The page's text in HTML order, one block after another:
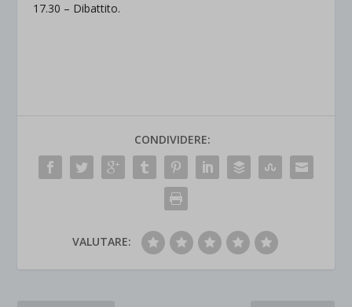
17.30 – Dibattito.
CONDIVIDERE:
VALUTARE: